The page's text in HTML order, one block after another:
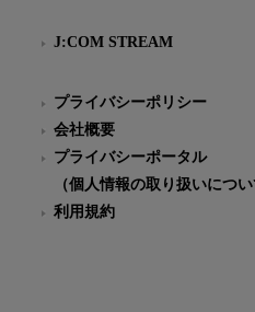
J:COM STREAM
プライバシーポリシー
会社概要
プライバシーポータル
（個人情報の取り扱いについ
利用規約